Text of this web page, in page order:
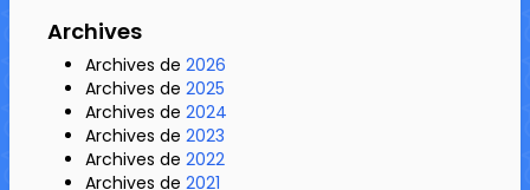
Archives
Archives de 2026
Archives de 2025
Archives de 2024
Archives de 2023
Archives de 2022
Archives de 2021